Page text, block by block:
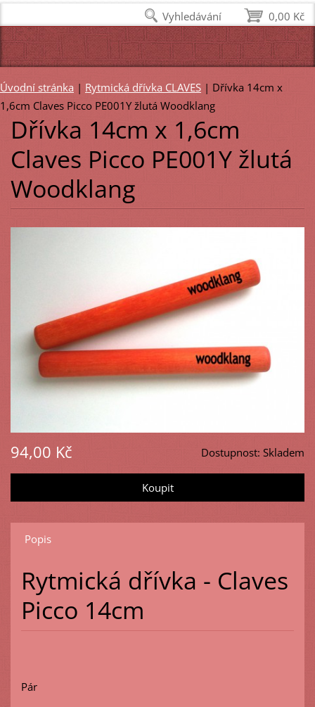
Úvodní stránka | Rytmická dřívka CLAVES | Dřívka 14cm x
1,6cm Claves Picco PE001Y žlutá Woodklang
Dřívka 14cm x 1,6cm
Claves Picco PE001Y žlutá
Woodklang
Dostupnost: Skladem
94,00 Kč
Popis
Rytmická dřívka - Claves
Picco 14cm
Pár
0,00 Kč
Vyhledávání